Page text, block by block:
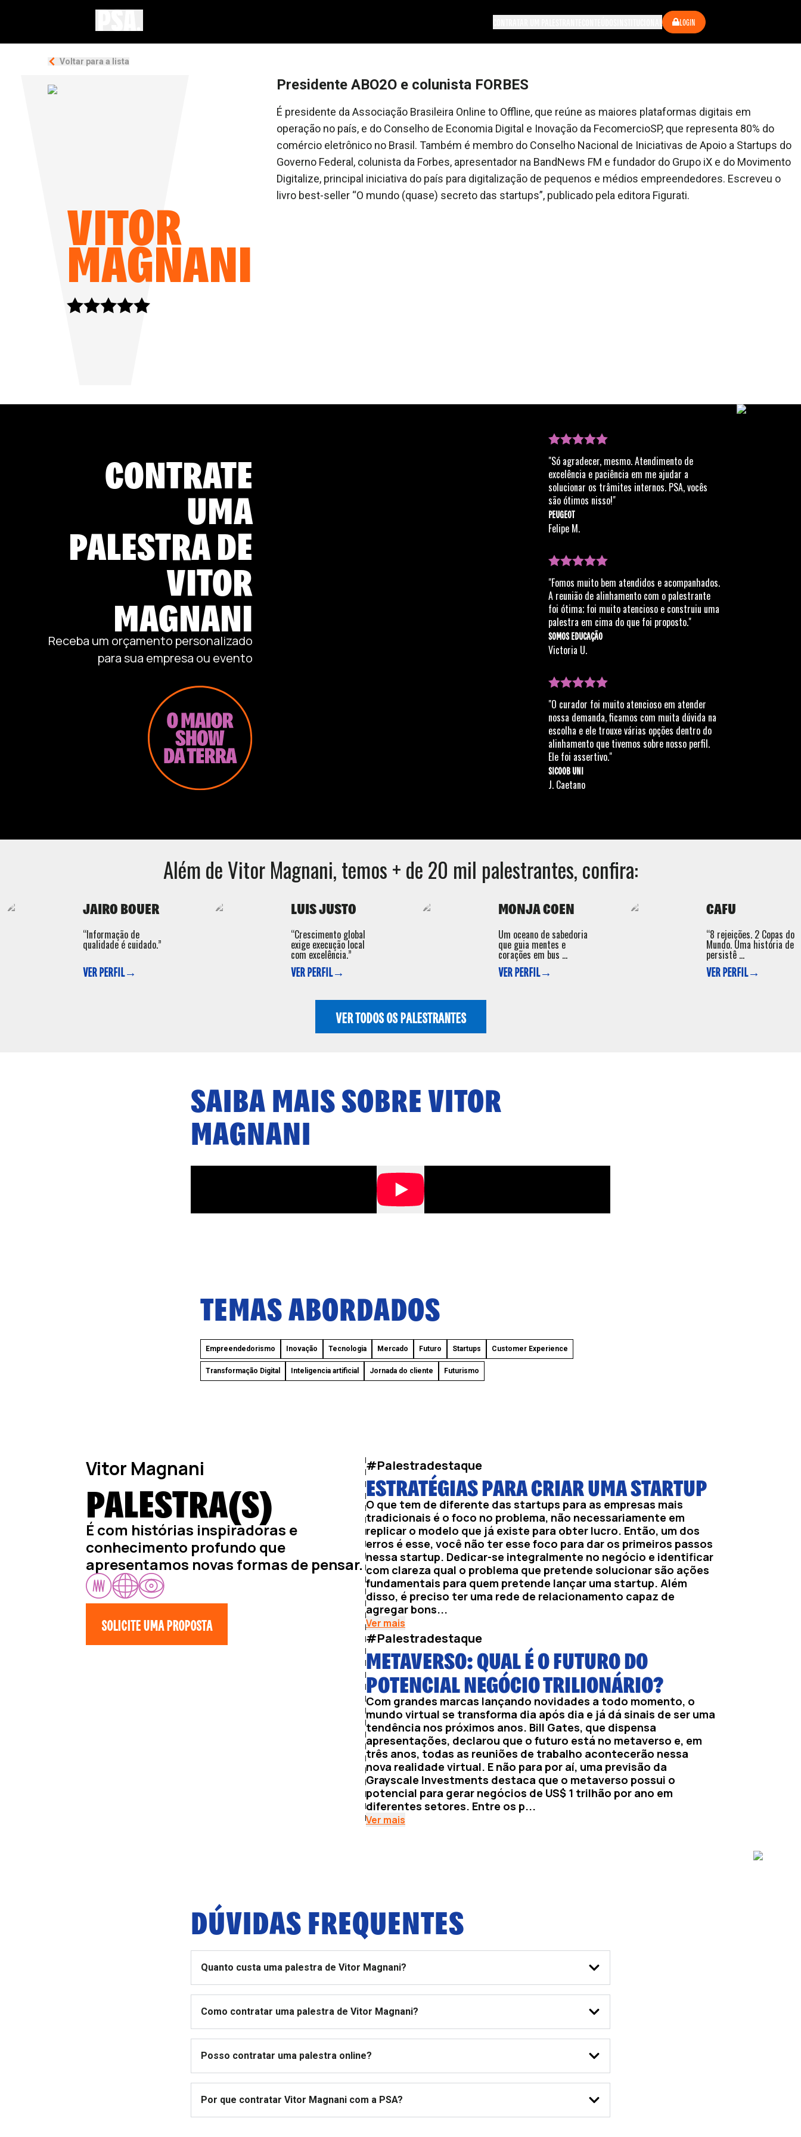
LOGIN
Voltar para a lista
VITOR
MAGNANI
Presidente ABO2O e colunista FORBES
É presidente da Associação Brasileira Online to Offline, que reúne as maiores plataformas digitais em
operação no país, e do Conselho de Economia Digital e Inovação da FecomercioSP, que representa 80% do
comércio eletrônico no Brasil. Também é membro do Conselho Nacional de Iniciativas de Apoio a Startups do
Governo Federal, colunista da Forbes, apresentador na BandNews FM e fundador do Grupo iX e do Movimento
Digitalize, principal iniciativa do país para digitalização de pequenos e médios empreendedores. Escreveu o
livro best-seller “O mundo (quase) secreto das startups”, publicado pela editora Figurati.
CONTRATE
UMA
PALESTRA DE
VITOR
MAGNANI
Receba um orçamento personalizado
para sua empresa ou evento
"Só agradecer, mesmo. Atendimento de
excelência e paciência em me ajudar a
solucionar os trâmites internos. PSA, vocês
são ótimos nisso!"
PEUGEOT
Felipe M.
"Fomos muito bem atendidos e acompanhados.
A reunião de alinhamento com o palestrante
foi ótima; foi muito atencioso e construiu uma
palestra em cima do que foi proposto."
SOMOS EDUCAÇÃO
Victoria U.
"O curador foi muito atencioso em atender
nossa demanda, ficamos com muita dúvida na
escolha e ele trouxe várias opções dentro do
alinhamento que tivemos sobre nosso perfil.
Ele foi assertivo."
SICOOB UNI
J. Caetano
Além deVitor Magnani, temos + de 20 mil palestrantes, confira:
JAIRO BOUER
“Informação de
qualidade é cuidado.”
VER PERFIL→
LUIS JUSTO
“Crescimento global
exige execução local
com excelência.”
VER PERFIL→
MONJA COEN
Um oceano de sabedoria
que guia mentes e
corações em bus ...
VER PERFIL→
CAFU
“8 rejeições. 2 Copas do
Mundo. Uma história de
persistê ...
VER PERFIL→
VER TODOS OS PALESTRANTES
SAIBA MAIS SOBREVITOR
MAGNANI
TEMAS ABORDADOS
Empreendedorismo Inovação Tecnologia Mercado Futuro Startups Customer Experience
Transformação Digital Inteligencia artificial Jornada do cliente Futurismo
Vitor Magnani
PALESTRA(S)
É com histórias inspiradoras e
conhecimento profundo que
apresentamos novas formas de pensar.
SOLICITE UMA PROPOSTA
#Palestradestaque
ESTRATÉGIAS PARA CRIAR UMA STARTUP
O que tem de diferente das startups para as empresas mais
tradicionais é o foco no problema, não necessariamente em
replicar o modelo que já existe para obter lucro. Então, um dos
erros é esse, você não ter esse foco para dar os primeiros passos
nessa startup. Dedicar-se integralmente no negócio e identificar
com clareza qual o problema que pretende solucionar são ações
fundamentais para quem pretende lançar uma startup. Além
disso, é preciso ter uma rede de relacionamento capaz de
agregar bons...
Ver mais
#Palestradestaque
METAVERSO: QUAL É O FUTURO DO
POTENCIAL NEGÓCIO TRILIONÁRIO?
Com grandes marcas lançando novidades a todo momento, o
mundo virtual se transforma dia após dia e já dá sinais de ser uma
tendência nos próximos anos. Bill Gates, que dispensa
apresentações, declarou que o futuro está no metaverso e, em
três anos, todas as reuniões de trabalho acontecerão nessa
nova realidade virtual. E não para por aí, uma previsão da
Grayscale Investments destaca que o metaverso possui o
potencial para gerar negócios de US$ 1 trilhão por ano em
diferentes setores. Entre os p...
Ver mais
DÚVIDAS FREQUENTES
Quanto custa uma palestra de Vitor Magnani?
Como contratar uma palestra de Vitor Magnani?
Posso contratar uma palestra online?
Por que contratar Vitor Magnani com a PSA?